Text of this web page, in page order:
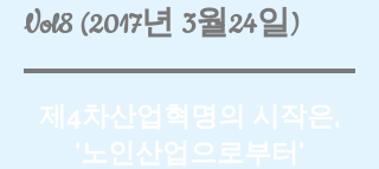
Vol8 (2017년 3월24일)
​제4차산업혁명의 시작은,
'노인산업으로부터'